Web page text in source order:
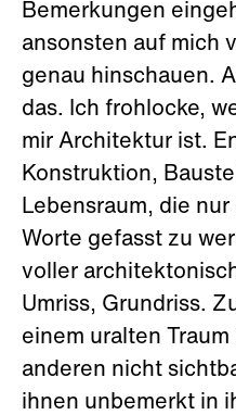
Bemerkungen
ansonsten auf mich
genau hinschauen.
das. Ich frohlocke,
mir Architektur ist.
Konstruktion,
Lebensraum, die
Worte gefasst zu
voller
Umriss, Grundriss.
einem uralten
anderen nicht
ihnen unbemerkt in